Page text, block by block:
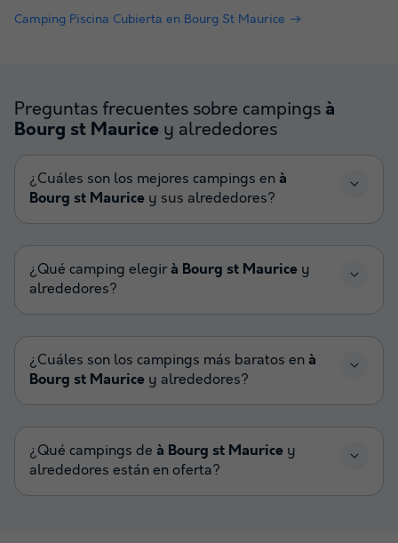
Camping Piscina Cubierta en Bourg St Maurice
Preguntas frecuentes sobre campings à
Bourg st Maurice y alrededores
¿Cuáles son los mejores campings en à
Bourg st Maurice y sus alrededores?
¿Qué camping elegirà Bourg st Maurice y
alrededores?
¿Cuáles son los campings más baratos en à
Bourg st Maurice y alrededores?
¿Qué campings de à Bourg st Maurice y
alrededores están en oferta?